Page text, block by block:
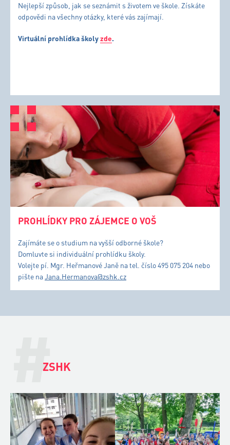
Nejlepší způsob, jak se seznámit s životem ve škole. Získáte
odpovědi na všechny otázky, které vás zajímají.
Virtuální prohlídka školyzde.
PROHLÍDKY PRO ZÁJEMCE O VOŠ
Zajímáte se o studium na vyšší odborné škole?
Domluvte si individuální prohlídku školy.
Volejte pí. Mgr. Heřmanové Janě na tel. číslo 495 075 204 nebo
pište naJana.Hermanova@zshk.cz
#
ZSHK